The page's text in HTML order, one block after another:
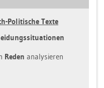
Po­li­ti­sche Texte
Reden ana­ly­sie­ren